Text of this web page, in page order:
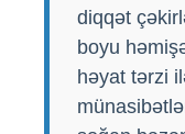
diqqət
boyu
həyat tərzi